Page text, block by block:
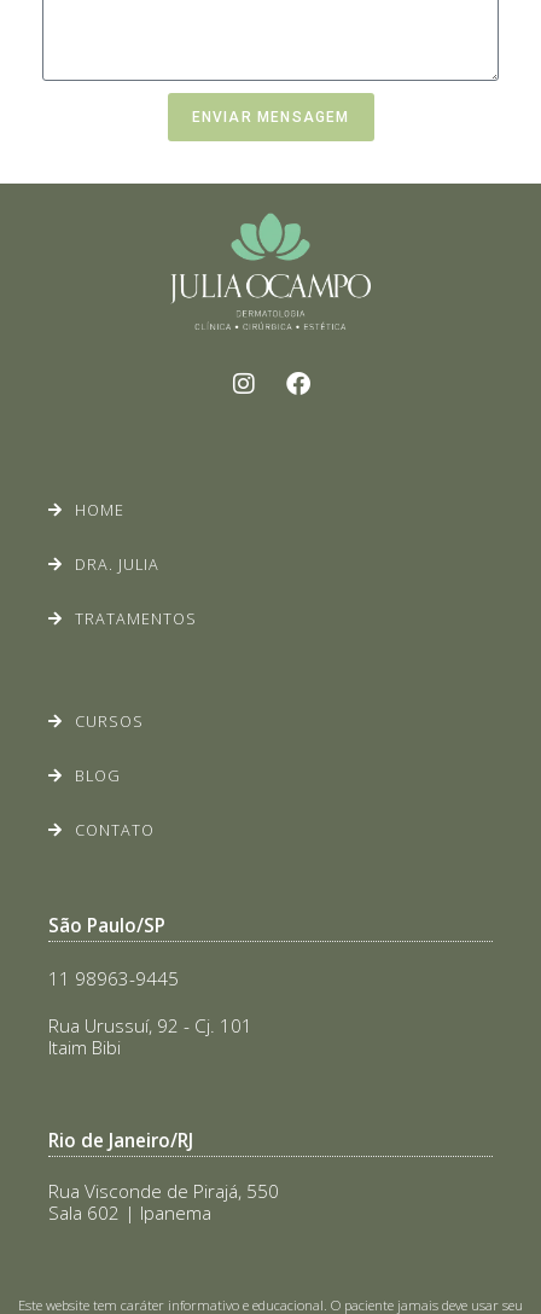
ENVIAR MENSAGEM
HOME
DRA. JULIA
TRATAMENTOS
CURSOS
BLOG
CONTATO
São Paulo/SP
11 98963-9445
Rua Urussuí, 92 - Cj. 101
Itaim Bibi
Rio de Janeiro/RJ
Rua Visconde de Pirajá, 550
Sala 602 | Ipanema
Este website tem caráter informativo e educacional. O paciente jamais deve usar seu